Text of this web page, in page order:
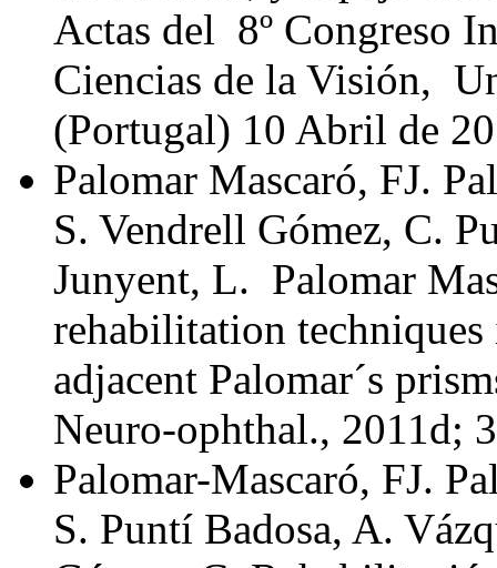
Actas del 8º Congreso
Ciencias de la Visión,
(Portugal) 10 Abril de
Palomar Mascaró, FJ.
S. Vendrell Gómez, C.
Junyent, L. Palomar
rehabilitation
adjacent Palomar´s
Neuro-ophthal., 2011d;
Palomar-Mascaró, FJ.
S. Puntí Badosa, A.